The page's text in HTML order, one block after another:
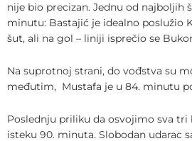
nije bio precizan. Jednu od najboljih
minutu: Bastajić je idealno poslužio
šut, ali na gol – liniji isprečio se
Na suprotnoj strani, do vođstva su
međutim, Mustafa je u 84. minutu
Poslednju priliku da osvojimo sva tri
isteku 90. minuta. Slobodan udarac